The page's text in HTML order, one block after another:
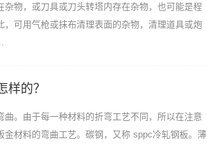
物，或刀具或刀头转塔内存在杂物，也可能是程
可用气枪或抹布清理表面的杂物，清理道具或炮
样的？
。由于每一种材料的折弯工艺不同，所以在注意
材料的弯曲工艺。碳钢，又称 sppc冷轧钢板。薄